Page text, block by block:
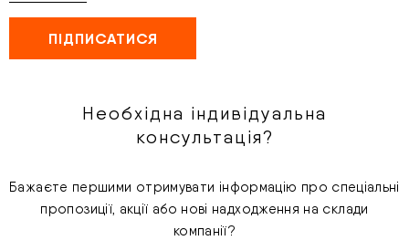
Необхідна індивідуальна
консультація?
Бажаєте першими отримувати інформацію про спеціальні
пропозиції, акції або нові надходження на склади
компанії?